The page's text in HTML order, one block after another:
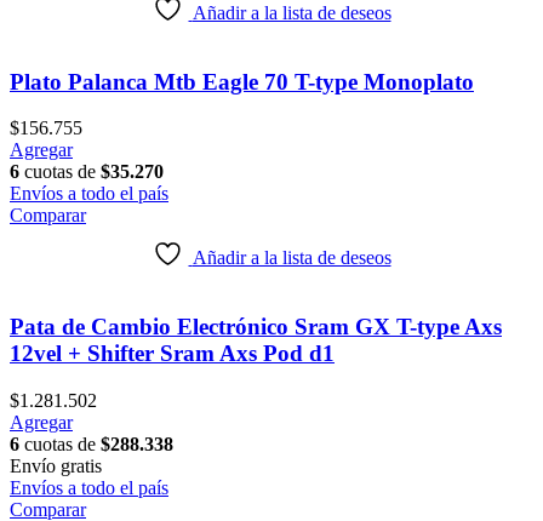
Añadir a la lista de deseos
Plato Palanca Mtb Eagle 70 T-type Monoplato
$156.755
Agregar
6 cuotas de $35.270
Envíos a todo el país
Comparar
Añadir a la lista de deseos
Pata de Cambio Electrónico Sram GX T-type Axs
12vel + Shifter Sram Axs Pod d1
$1.281.502
Agregar
6 cuotas de $288.338
Envío gratis
Envíos a todo el país
Comparar